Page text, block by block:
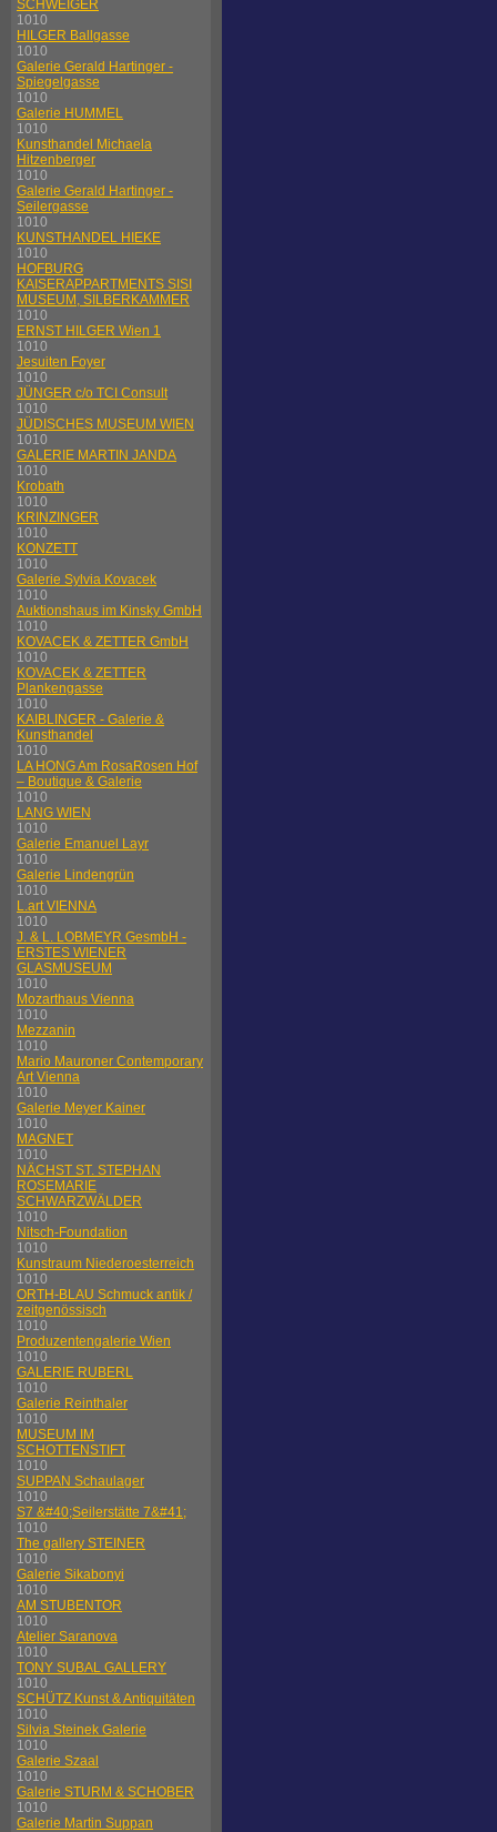
SCHWEIGER
1010
HILGER Ballgasse
1010
Galerie Gerald Hartinger -
Spiegelgasse
1010
Galerie HUMMEL
1010
Kunsthandel Michaela
Hitzenberger
1010
Galerie Gerald Hartinger -
Seilergasse
1010
KUNSTHANDEL HIEKE
1010
HOFBURG
KAISERAPPARTMENTS SISI
MUSEUM, SILBERKAMMER
1010
ERNST HILGER Wien 1
1010
Jesuiten Foyer
1010
JÜNGER c/o TCI Consult
1010
JÜDISCHES MUSEUM WIEN
1010
GALERIE MARTIN JANDA
1010
Krobath
1010
KRINZINGER
1010
KONZETT
1010
Galerie Sylvia Kovacek
1010
Auktionshaus im Kinsky GmbH
1010
KOVACEK & ZETTER GmbH
1010
KOVACEK & ZETTER
Plankengasse
1010
KAIBLINGER - Galerie &
Kunsthandel
1010
LA HONG Am RosaRosen Hof
– Boutique & Galerie
1010
LANG WIEN
1010
Galerie Emanuel Layr
1010
Galerie Lindengrün
1010
L.art VIENNA
1010
J. & L. LOBMEYR GesmbH -
ERSTES WIENER
GLASMUSEUM
1010
Mozarthaus Vienna
1010
Mezzanin
1010
Mario Mauroner Contemporary
Art Vienna
1010
Galerie Meyer Kainer
1010
MAGNET
1010
NÄCHST ST. STEPHAN
ROSEMARIE
SCHWARZWÄLDER
1010
Nitsch-Foundation
1010
Kunstraum Niederoesterreich
1010
ORTH-BLAU Schmuck antik /
zeitgenössisch
1010
Produzentengalerie Wien
1010
GALERIE RUBERL
1010
Galerie Reinthaler
1010
MUSEUM IM
SCHOTTENSTIFT
1010
SUPPAN Schaulager
1010
S7 &#40;Seilerstätte 7&#41;
1010
The gallery STEINER
1010
Galerie Sikabonyi
1010
AM STUBENTOR
1010
Atelier Saranova
1010
TONY SUBAL GALLERY
1010
SCHÜTZ Kunst & Antiquitäten
1010
Silvia Steinek Galerie
1010
Galerie Szaal
1010
Galerie STURM & SCHOBER
1010
Galerie Martin Suppan